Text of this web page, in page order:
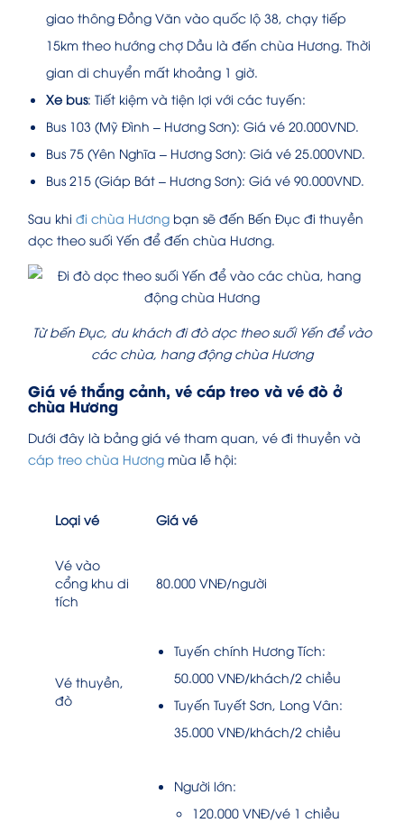
giao thông Đồng Văn vào quốc lộ 38, chạy tiếp
15km theo hướng chợ Dầu là đến chùa Hương. Thời
gian di chuyển mất khoảng 1 giờ.
Xe bus: Tiết kiệm và tiện lợi với các tuyến:
Bus 103 (Mỹ Đình – Hương Sơn): Giá vé 20.000VND.
Bus 75 (Yên Nghĩa – Hương Sơn): Giá vé 25.000VND.
Bus 215 (Giáp Bát – Hương Sơn): Giá vé 90.000VND.
Sau khi đi chùa Hương bạn sẽ đến Bến Đục đi thuyền
dọc theo suối Yến để đến chùa Hương.
Từ bến Đục, du khách đi đò dọc theo suối Yến để vào
các chùa, hang động chùa Hương
Giá vé thắng cảnh, vé cáp treo và vé đò ở
chùa Hương
Dưới đây là bảng giá vé tham quan, vé đi thuyền và
cáp treo chùa Hương mùa lễ hội:
Loại vé Giá vé
Vé vào
cổng khu di
tích
80.000 VNĐ/người
Vé thuyền,
đò
Tuyến chính Hương Tích:
50.000 VNĐ/khách/2 chiều
Tuyến Tuyết Sơn, Long Vân:
35.000 VNĐ/khách/2 chiều
Người lớn:
120.000 VNĐ/vé 1 chiều